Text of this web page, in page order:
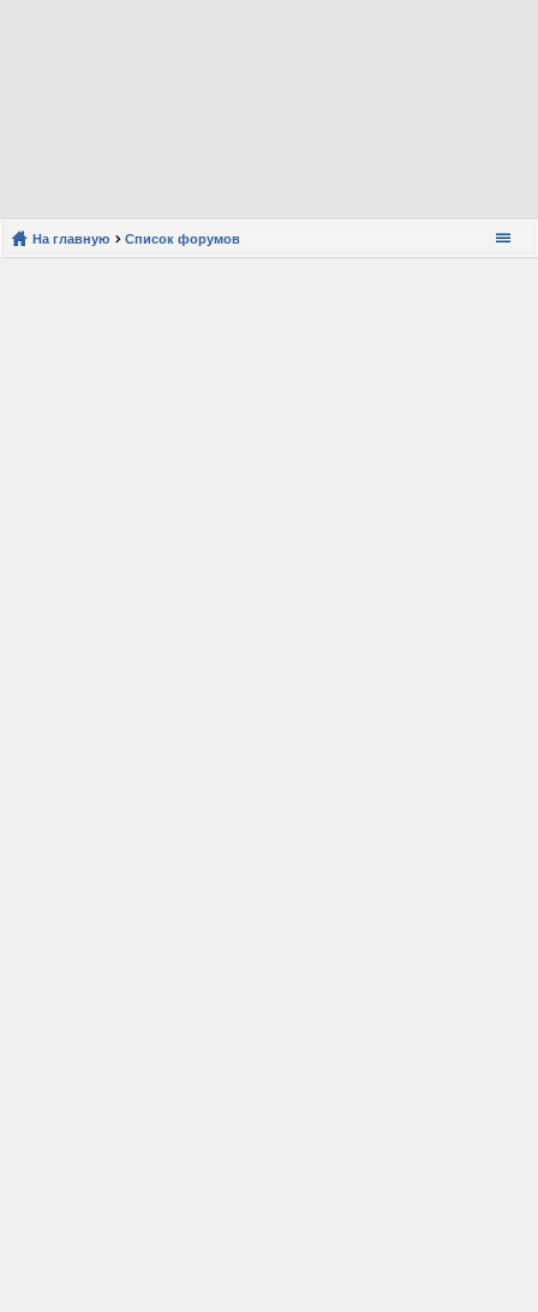
На главную Список форумов